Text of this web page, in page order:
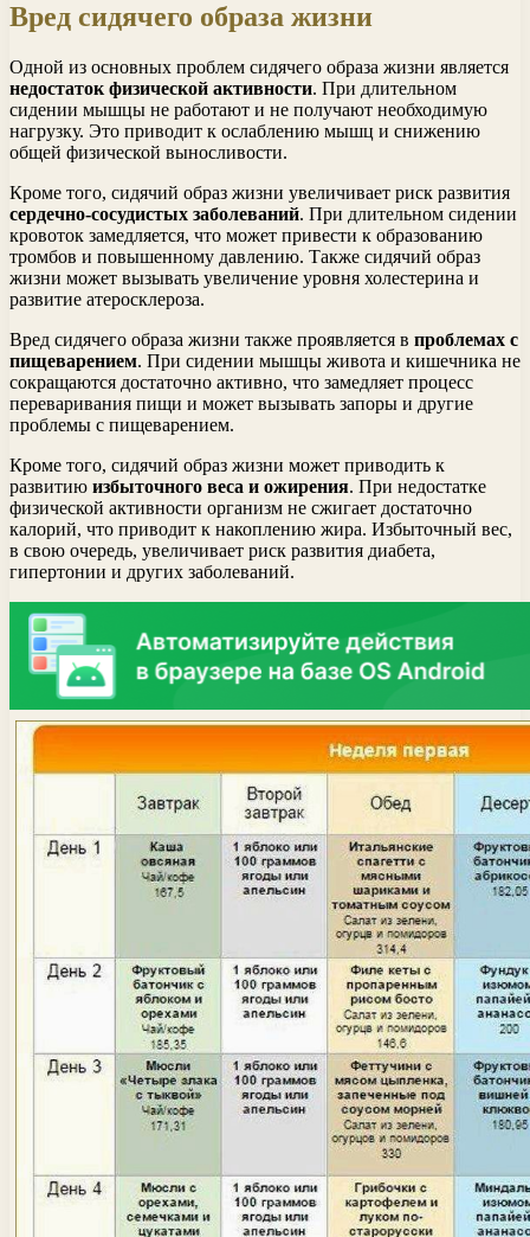
Вред сидячего образа жизни
Одной из основных проблем сидячего образа жизни является
недостаток физической активности. При длительном
сидении мышцы не работают и не получают необходимую
нагрузку. Это приводит к ослаблению мышц и снижению
общей физической выносливости.
Кроме того, сидячий образ жизни увеличивает риск развития
сердечно-сосудистых заболеваний. При длительном сидении
кровоток замедляется, что может привести к образованию
тромбов и повышенному давлению. Также сидячий образ
жизни может вызывать увеличение уровня холестерина и
развитие атеросклероза.
Вред сидячего образа жизни также проявляется в проблемах с
пищеварением. При сидении мышцы живота и кишечника не
сокращаются достаточно активно, что замедляет процесс
переваривания пищи и может вызывать запоры и другие
проблемы с пищеварением.
Кроме того, сидячий образ жизни может приводить к
развитию избыточного веса и ожирения. При недостатке
физической активности организм не сжигает достаточно
калорий, что приводит к накоплению жира. Избыточный вес,
в свою очередь, увеличивает риск развития диабета,
гипертонии и других заболеваний.